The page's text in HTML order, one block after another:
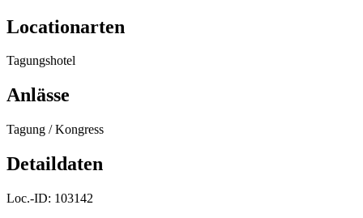
Locationarten
Tagungshotel
Anlässe
Tagung / Kongress
Detaildaten
Loc.-ID: 103142